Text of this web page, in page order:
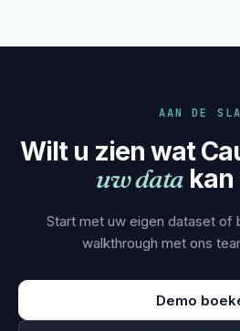
AAN DE
Wilt u zien wat
uw datakan
Start met uw eigen dataset of
walkthrough met ons
Demo